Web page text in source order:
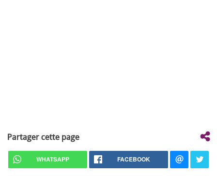
Partager cette page
WHATSAPP FACEBOOK